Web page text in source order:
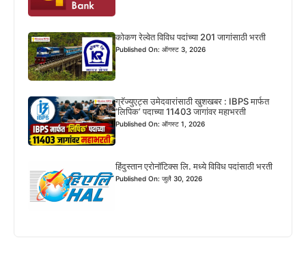
कोकण रेल्वेत विविध पदांच्या 201 जागांसाठी भरती
Published On: ऑगस्ट 3, 2026
ग्रॅज्युएट्स उमेदवारांसाठी खुशखबर : IBPS मार्फत
‘लिपिक’ पदाच्या 11403 जागांवर महाभरती
Published On: ऑगस्ट 1, 2026
हिंदुस्तान एरोनॉटिक्स लि. मध्ये विविध पदांसाठी भरती
Published On: जुलै 30, 2026